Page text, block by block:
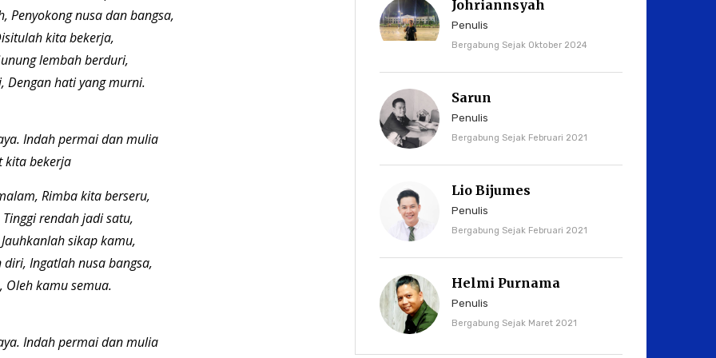
Penyokong nusa dan bangsa,
kita bekerja,
lembah berduri,
Dengan hati yang murni.
Indah permai dan mulia
kita bekerja
Rimba kita berseru,
rendah jadi satu,
sikap kamu,
Ingatlah nusa bangsa,
Oleh kamu semua.
Indah permai dan mulia
Johriannsyah
Penulis
Bergabung Sejak Oktober 2024
Sarun
Penulis
Bergabung Sejak Februari 2021
Lio Bijumes
Penulis
Bergabung Sejak Februari 2021
Helmi Purnama
Penulis
Bergabung Sejak Maret 2021